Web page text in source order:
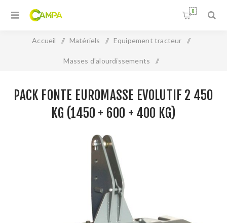
0
Accueil / Matériels / Equipement tracteur /
Masses d'alourdissements /
kg)
PACK FONTE EUROMASSE EVOLUTIF 2 450
KG (1450 + 600 + 400 KG)